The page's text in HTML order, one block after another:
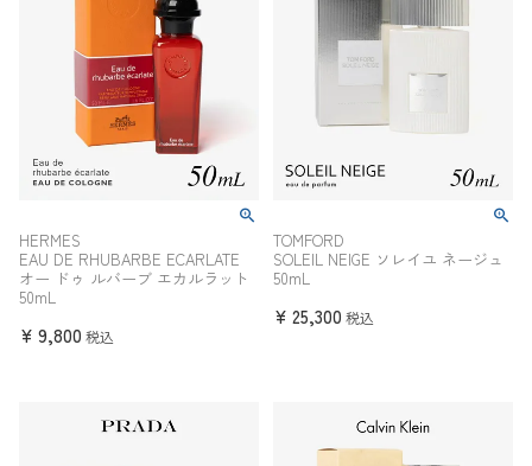
HERMES
EAU DE RHUBARBE ECARLATE
オー ドゥ ルバーブ エカルラット
50mL
¥ 9,800 税込
TOMFORD
SOLEIL NEIGE ソレイユ ネージュ
50mL
¥ 25,300 税込